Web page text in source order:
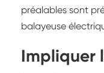
préalables sont
balayeuse
Impliquer